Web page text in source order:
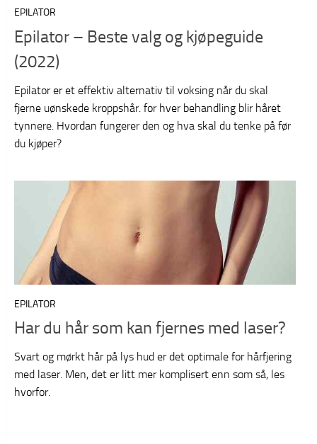
EPILATOR
Epilator – Beste valg og kjøpeguide
(2022)
Epilator er et effektiv alternativ til voksing når du skal
fjerne uønskede kroppshår. for hver behandling blir håret
tynnere. Hvordan fungerer den og hva skal du tenke på før
du kjøper?
EPILATOR
Har du hår som kan fjernes med laser?
Svart og mørkt hår på lys hud er det optimale for hårfjering
med laser. Men, det er litt mer komplisert enn som så, les
hvorfor.